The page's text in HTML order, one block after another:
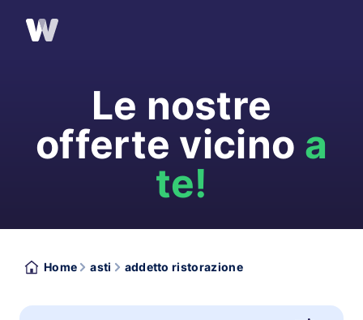
Le nostre
offerte vicino a
te!
Home asti addetto ristorazione